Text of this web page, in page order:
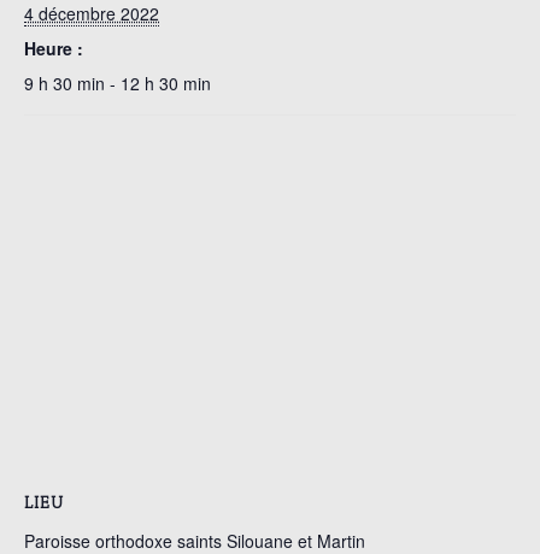
4 décembre 2022
Heure :
9 h 30 min - 12 h 30 min
LIEU
Paroisse orthodoxe saints Silouane et Martin